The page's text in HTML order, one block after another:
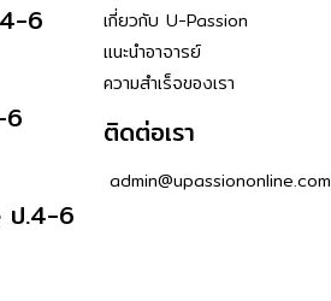
6
6
ป.4-6
เกี่ยวกับ U-Passion
แนะนำอาจารย์
ความสำเร็จของเรา
ติดต่อเรา
admin@upassiononline.com